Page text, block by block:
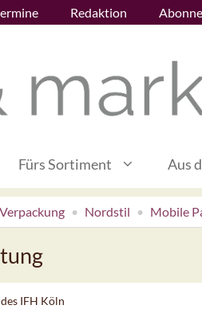
Redaktion
Fürs Sortiment Aus
Verpackung Nordstil Mobile
IFH Köln